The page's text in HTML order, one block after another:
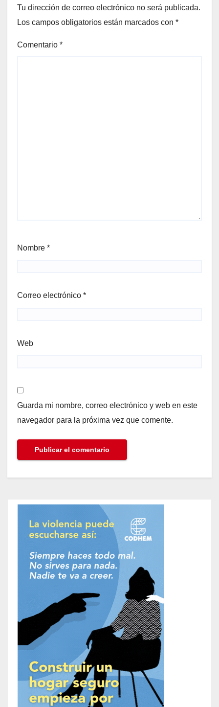
Tu dirección de correo electrónico no será publicada.
Los campos obligatorios están marcados con *
Comentario *
Nombre *
Correo electrónico *
Web
Guarda mi nombre, correo electrónico y web en este
navegador para la próxima vez que comente.